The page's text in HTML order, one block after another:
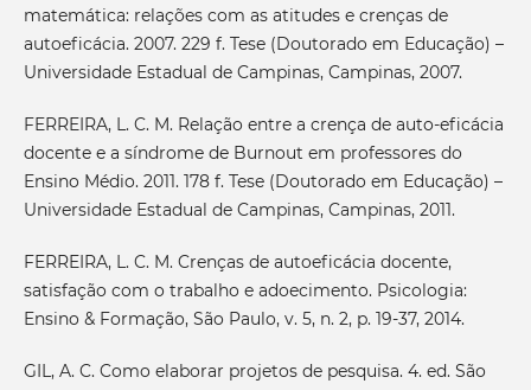
matemática: relações com as atitudes e crenças de
autoeficácia. 2007. 229 f. Tese (Doutorado em Educação) –
Universidade Estadual de Campinas, Campinas, 2007.
FERREIRA, L. C. M. Relação entre a crença de auto-eficácia
docente e a síndrome de Burnout em professores do
Ensino Médio. 2011. 178 f. Tese (Doutorado em Educação) –
Universidade Estadual de Campinas, Campinas, 2011.
FERREIRA, L. C. M. Crenças de autoeficácia docente,
satisfação com o trabalho e adoecimento. Psicologia:
Ensino & Formação, São Paulo, v. 5, n. 2, p. 19-37, 2014.
GIL, A. C. Como elaborar projetos de pesquisa. 4. ed. São